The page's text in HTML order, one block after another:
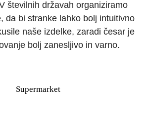
številnih državah organiziramo
da bi stranke lahko bolj intuitivno
naše izdelke, zaradi česar je
bolj zanesljivo in varno.
Supermarket